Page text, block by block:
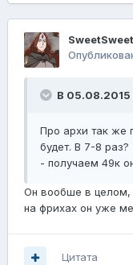
В 05.08.2015
Про архи так же
будет. В 7-8
- получаем 49к
Он вообше в целом,
на фрихах он уже
Цитата